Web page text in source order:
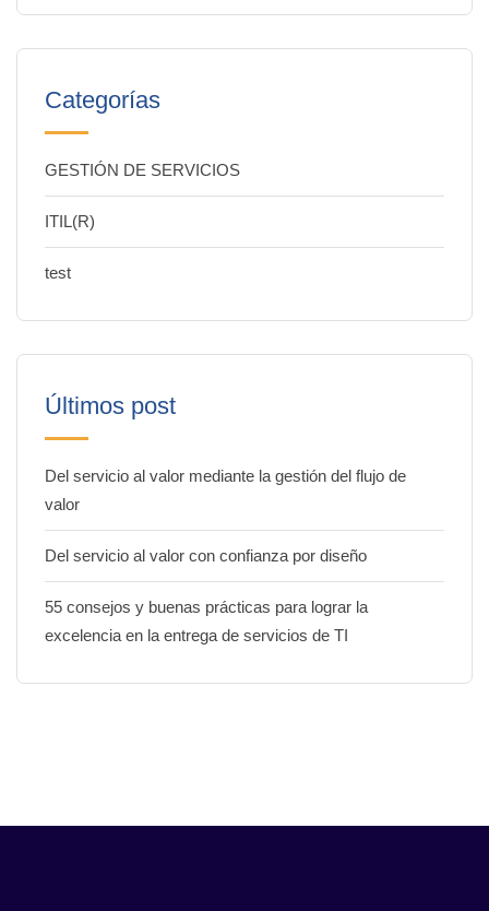
Categorías
GESTIÓN DE SERVICIOS
ITIL(R)
test
Últimos post
Del servicio al valor mediante la gestión del flujo de
valor
Del servicio al valor con confianza por diseño
55 consejos y buenas prácticas para lograr la
excelencia en la entrega de servicios de TI